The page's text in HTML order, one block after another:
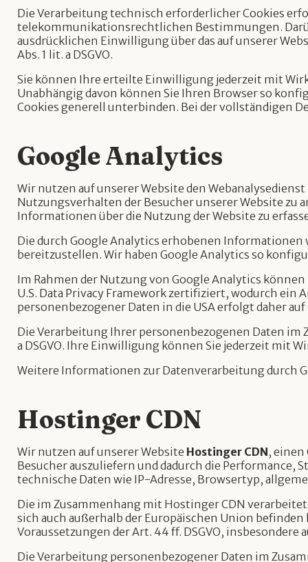
Die Verarbeitung technisch erforderlicher Cookies
telekommunikationsrechtlichen Bestimmungen.
ausdrücklichen Einwilligung über das auf unserer
Abs. 1 lit. a DSGVO.
Sie können Ihre erteilte Einwilligung jederzeit mit
Unabhängig davon können Sie Ihren Browser so
Cookies generell unterbinden. Bei der vollständigen
Google Analytics
Wir nutzen auf unserer Website den Webanalysedienst
Nutzungsverhalten der Besucher unserer Website zu
Informationen über die Nutzung der Website zu
Die durch Google Analytics erhobenen
bereitzustellen. Wir haben Google Analytics so
Im Rahmen der Nutzung von Google Analytics
U.S. Data Privacy Framework zertifiziert, wodurch
personenbezogener Daten in die USA erfolgt daher
Die Verarbeitung Ihrer personenbezogenen Daten
a DSGVO. Ihre Einwilligung können Sie jederzeit mit
Weitere Informationen zur Datenverarbeitung durch
Hostinger CDN
Wir nutzen auf unserer Website Hostinger CDN,
Besucher auszuliefern und dadurch die Performance,
technische Daten wie IP-Adresse, Browsertyp,
Die im Zusammenhang mit Hostinger CDN
sich auch außerhalb der Europäischen Union
Voraussetzungen der Art. 44 ff. DSGVO,
Die Verarbeitung personenbezogener Daten im